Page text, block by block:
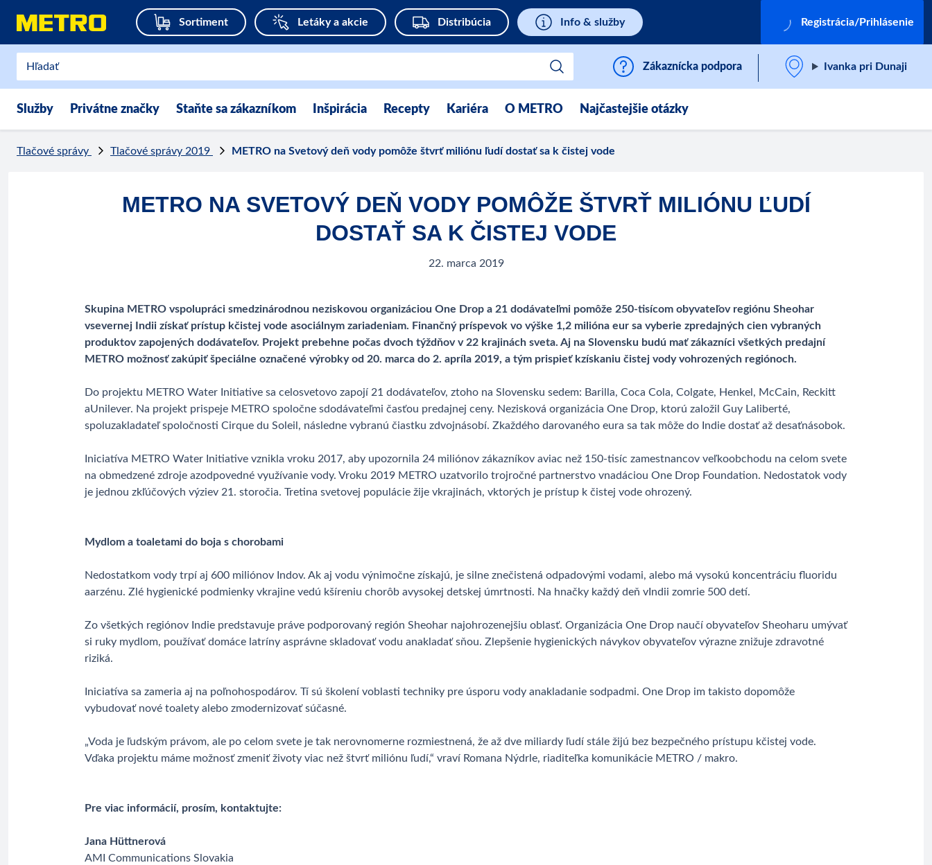
Sortiment Letáky a akcie Distribúcia Info & služby Registrácia/Prihlásenie
Zákaznícka podpora Ivanka pri Dunaji
Služby Privátne značky Staňte sa zákazníkom Inšpirácia Recepty Kariéra O METRO Najčastejšie otázky
Tlačové správy Tlačové správy 2019 METRO na Svetový deň vody pomôže štvrť miliónu ľudí dostať sa k čistej vode
METRO NA SVETOVÝ DEŇ VODY POMÔŽE ŠTVRŤ MILIÓNU ĽUDÍ
DOSTAŤ SA K ČISTEJ VODE
22. marca 2019
Skupina METRO vspolupráci smedzinárodnou neziskovou organizáciou One Drop a 21 dodávateľmi pomôže 250-tisícom obyvateľov regiónu Sheohar
vsevernej Indii získať prístup kčistej vode asociálnym zariadeniam. Finančný príspevok vo výške 1,2 milióna eur sa vyberie zpredajných cien vybraných
produktov zapojených dodávateľov. Projekt prebehne počas dvoch týždňov v 22 krajinách sveta. Aj na Slovensku budú mať zákazníci všetkých predajní
METRO možnosť zakúpiť špeciálne označené výrobky od 20. marca do 2. apríla 2019, a tým prispieť kzískaniu čistej vody vohrozených regiónoch.
Do projektu METRO Water Initiative sa celosvetovo zapojí 21 dodávateľov, ztoho na Slovensku sedem: Barilla, Coca Cola, Colgate, Henkel, McCain, Reckitt
aUnilever. Na projekt prispeje METRO spoločne sdodávateľmi časťou predajnej ceny. Nezisková organizácia One Drop, ktorú založil Guy Laliberté,
spoluzakladateľ spoločnosti Cirque du Soleil, následne vybranú čiastku zdvojnásobí. Zkaždého darovaného eura sa tak môže do Indie dostať až desaťnásobok.
Iniciatíva METRO Water Initiative vznikla vroku 2017, aby upozornila 24 miliónov zákazníkov aviac než 150-tisíc zamestnancov veľkoobchodu na celom svete
na obmedzené zdroje azodpovedné využívanie vody. Vroku 2019 METRO uzatvorilo trojročné partnerstvo vnadáciou One Drop Foundation. Nedostatok vody
je jednou zkľúčových výziev 21. storočia. Tretina svetovej populácie žije vkrajinách, vktorých je prístup k čistej vode ohrozený.
Mydlom a toaletami do boja s chorobami
Nedostatkom vody trpí aj 600 miliónov Indov. Ak aj vodu výnimočne získajú, je silne znečistená odpadovými vodami, alebo má vysokú koncentráciu fluoridu
aarzénu. Zlé hygienické podmienky vkrajine vedú kšíreniu chorôb avysokej detskej úmrtnosti. Na hnačky každý deň vIndii zomrie 500 detí.
Zo všetkých regiónov Indie predstavuje práve podporovaný región Sheohar najohrozenejšiu oblasť. Organizácia One Drop naučí obyvateľov Sheoharu umývať
si ruky mydlom, používať domáce latríny asprávne skladovať vodu anakladať sňou. Zlepšenie hygienických návykov obyvateľov výrazne znižuje zdravotné
riziká.
Iniciatíva sa zameria aj na poľnohospodárov. Tí sú školení voblasti techniky pre úsporu vody anakladanie sodpadmi. One Drop im takisto dopomôže
vybudovať nové toalety alebo zmodernizovať súčasné.
„Voda je ľudským právom, ale po celom svete je tak nerovnomerne rozmiestnená, že až dve miliardy ľudí stále žijú bez bezpečného prístupu kčistej vode.
Vďaka projektu máme možnosť zmeniť životy viac než štvrť miliónu ľudí,“ vraví Romana Nýdrle, riaditeľka komunikácie METRO / makro.
Pre viac informácií, prosím, kontaktujte:
Jana Hüttnerová
AMI Communications Slovakia